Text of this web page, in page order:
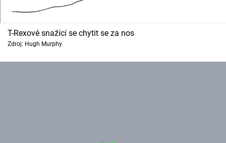
T-Rexové snažící se chytit se za nos
Zdroj: Hugh Murphy